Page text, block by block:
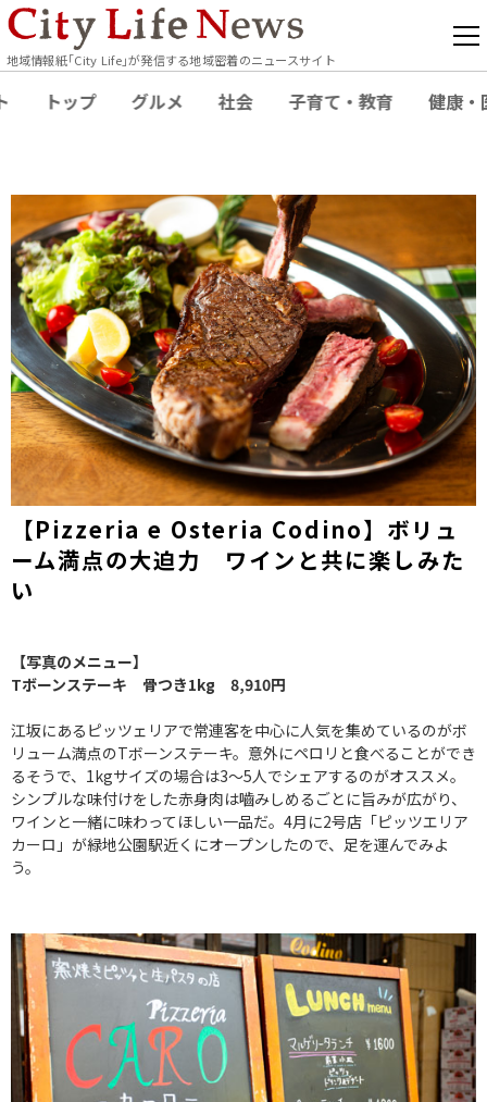
地域情報紙｢City Life｣が発信する地域密着のニュースサイト
トップ グルメ 社会 子育て・教育 健康・
【Pizzeria e Osteria Codino】ボリュ
ーム満点の大迫力 ワインと共に楽しみた
い
【写真のメニュー】
Tボーンステーキ 骨つき1kg 8,910円
江坂にあるピッツェリアで常連客を中心に人気を集めているのがボ
リューム満点のTボーンステーキ。意外にペロリと食べることができ
るそうで、1kgサイズの場合は3～5人でシェアするのがオススメ。
シンプルな味付けをした赤身肉は嚙みしめるごとに旨みが広がり、
ワインと一緒に味わってほしい一品だ。4月に2号店「ピッツエリア
カーロ」が緑地公園駅近くにオープンしたので、足を運んでみよ
う。